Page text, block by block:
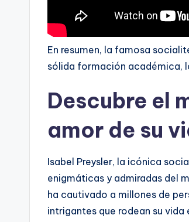
En resumen, la famosa
sólida formación académica,
Descubre el
amor de su
Isabel Preysler, la icónica
enigmáticas y admiradas del
ha cautivado a millones de
intrigantes que rodean su vida